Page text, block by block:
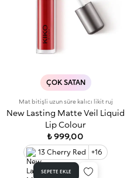
ÇOK SATAN
Mat bitişli uzun süre kalıcı likit ruj
New Lasting Matte Veil Liquid
Lip Colour
₺ 999,00
13 Cherry Red +16
SEPETE EKLE